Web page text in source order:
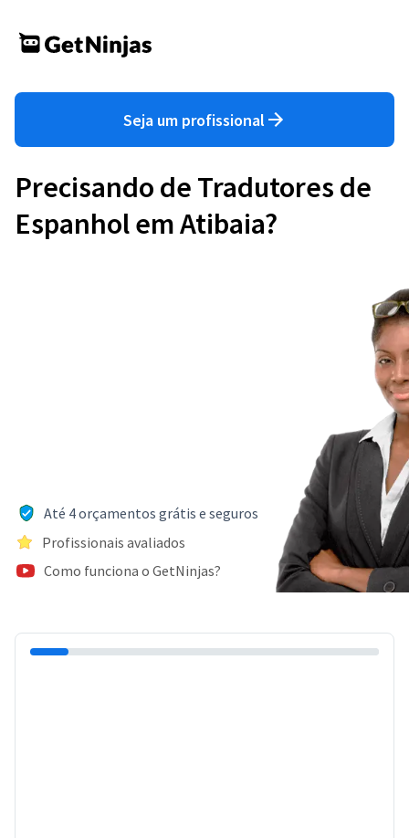
Seja um profissional
Precisando de Tradutores de
Espanhol em Atibaia?
Até 4 orçamentos grátis e seguros
Profissionais avaliados
Como funciona o GetNinjas?